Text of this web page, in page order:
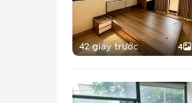
42 giây trước 4